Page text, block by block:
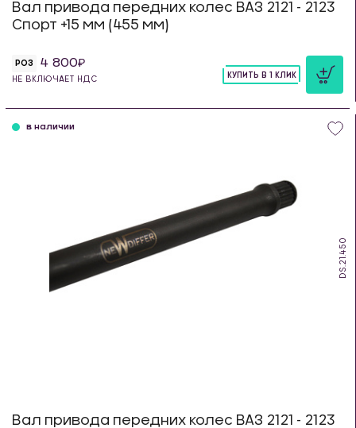
Вал привода передних колес ВАЗ 2121 - 2123
Спорт +15 мм (455 мм)
РОЗ 4 800
НЕ ВКЛЮЧАЕТ НДС
КУПИТЬ В 1 КЛИК
DS.21.450
в наличии
Вал привода передних колес ВАЗ 2121 - 2123